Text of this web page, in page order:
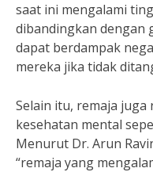
saat ini mengalami
dibandingkan dengan
dapat berdampak
mereka jika tidak
Selain itu, remaja
kesehatan mental
Menurut Dr. Arun
“remaja yang